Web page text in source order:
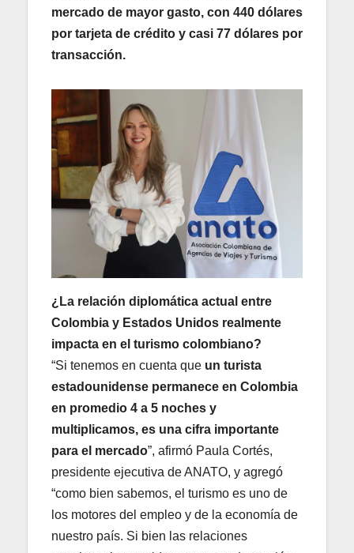
mercado de mayor gasto, con 440 dólares
por tarjeta de crédito y casi 77 dólares por
transacción.
¿La relación diplomática actual entre
Colombia y Estados Unidos realmente
impacta en el turismo colombiano?
“Si tenemos en cuenta que un turista
estadounidense permanece en Colombia
en promedio 4 a 5 noches y
multiplicamos, es una cifra importante
para el mercado”, afirmó Paula Cortés,
presidente ejecutiva de ANATO, y agregó
“como bien sabemos, el turismo es uno de
los motores del empleo y de la economía de
nuestro país. Si bien las relaciones